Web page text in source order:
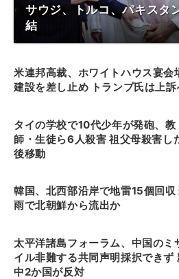
サウジ、トルコ、パキスタ
結
米連邦高裁、ホワイトハウス宴会
建設を差し止め トランプ氏は上訴
タイの学校で10代少年が発砲、教
師・生徒ら6人殺害 祖父母殺害し
後移動
韓国、北西部沿岸で地雷15個回収
雨で北朝鮮から流出か
太平洋諸島フォーラム、中国のミ
イル非難する共同声明採択できず
中2か国が反対